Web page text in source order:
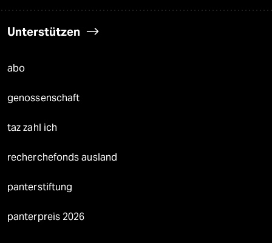
Unterstützen
abo
genossenschaft
taz zahl ich
recherchefonds ausland
panterstiftung
panterpreis 2026